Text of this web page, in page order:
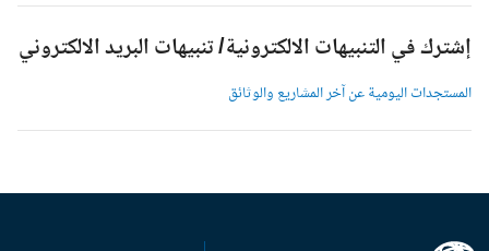
إشترك في التنبيهات الالكترونية/ تنبيهات البريد الالكتروني
المستجدات اليومية عن آخر المشاريع والوثائق